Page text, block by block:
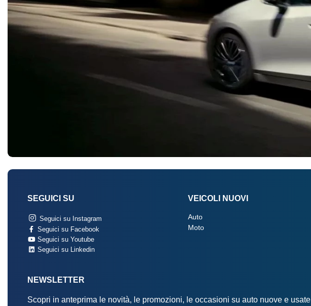
SEGUICI SU
Seguici su Instagram
Seguici su Facebook
Seguici su Youtube
Seguici su Linkedin
VEICOLI NUOVI
Auto
Moto
NEWSLETTER
Scopri in anteprima le novità, le promozioni, le occasioni su auto nuove e usate